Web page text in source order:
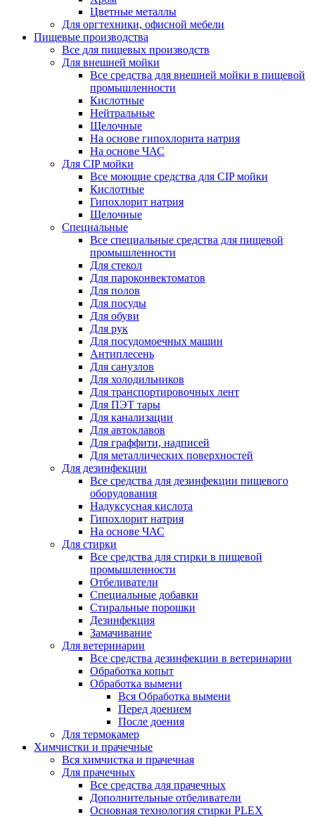
Цветные металлы
Для оргтехники, офисной мебели
Пищевые производства
Все для пищевых производств
Для внешней мойки
Все средства для внешней мойки в пищевой
промышленности
Кислотные
Нейтральные
Щелочные
На основе гипохлорита натрия
На основе ЧАС
Для CIP мойки
Все моющие средства для CIP мойки
Кислотные
Гипохлорит натрия
Щелочные
Специальные
Все специальные средства для пищевой
промышленности
Для стекол
Для пароконвектоматов
Для полов
Для посуды
Для обуви
Для рук
Для посудомоечных машин
Антиплесень
Для санузлов
Для холодильников
Для транспортировочных лент
Для ПЭТ тары
Для канализации
Для автоклавов
Для граффити, надписей
Для металлических поверхностей
Для дезинфекции
Все средства для дезинфекции пищевого
оборудования
Надуксусная кислота
Гипохлорит натрия
На основе ЧАС
Для стирки
Все средства для стирки в пищевой
промышленности
Отбеливатели
Специальные добавки
Стиральные порошки
Дезинфекция
Замачивание
Для ветеринарии
Все средства дезинфекции в ветеринарии
Обработка копыт
Обработка вымени
Вся Обработка вымени
Перед доением
После доения
Для термокамер
Химчистки и прачечные
Вся химчистка и прачечная
Для прачечных
Все средства для прачечных
Дополнительные отбеливатели
Основная технология стирки PLEX